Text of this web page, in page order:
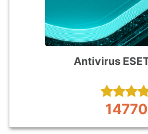
Antivirus
14770